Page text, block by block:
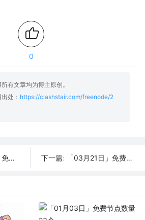
0
有文章均为博主原创。
处： https://clashstair.com/freenode/2
订阅链接 下一篇: 「03月21日」免费节点数量16个，SSR/V2ray/Shadowrocket/Clash订阅链接